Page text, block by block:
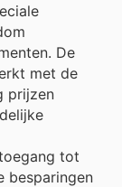
De
met de
prijzen
tot
besparingen